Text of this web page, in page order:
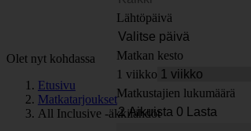
Lähtöpäivä
Matkan kesto
1 viikko
Matkustajien lukumäärä
Olet nyt kohdassa
Etusivu
Matkatarjoukset
All Inclusive -äkkilähdöt